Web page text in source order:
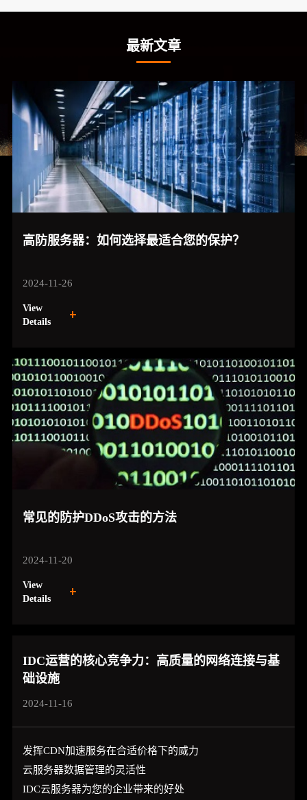
最新文章
高防服务器：如何选择最适合您的保护？
2024-11-26
View
Details
常见的防护DDoS攻击的方法
2024-11-20
View
Details
IDC运营的核心竞争力：高质量的网络连接与基
础设施
2024-11-16
发挥CDN加速服务在合适价格下的威力
云服务器数据管理的灵活性
IDC云服务器为您的企业带来的好处